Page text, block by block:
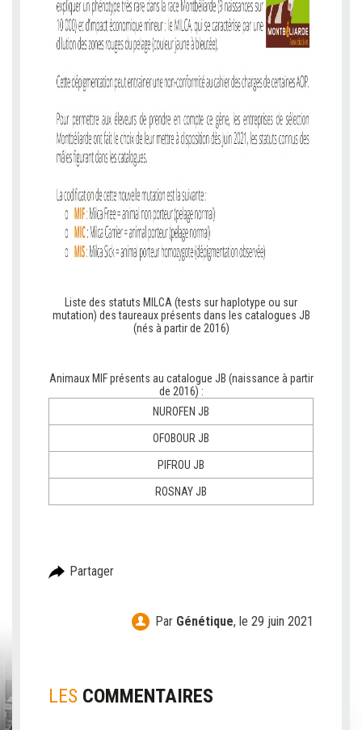
Liste des statuts MILCA (tests sur haplotype ou sur
mutation) des taureaux présents dans les catalogues JB
(nés à partir de 2016)
Animaux MIF présents au catalogue JB (naissance à partir
de 2016) :
NUROFEN JB
OFOBOUR JB
PIFROU JB
ROSNAY JB
Partager
Par Génétique, le 29 juin 2021
LES COMMENTAIRES